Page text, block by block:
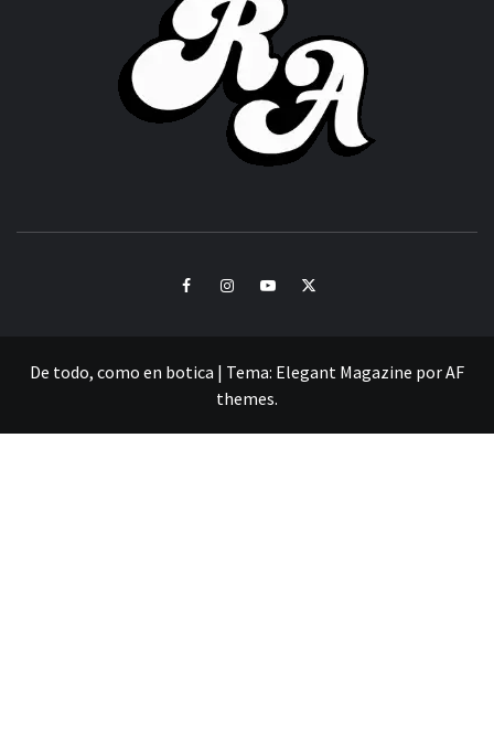
FacebookInstagramYoutubeTwitter
De todo, como en botica | Tema: Elegant Magazine porAF
themes.